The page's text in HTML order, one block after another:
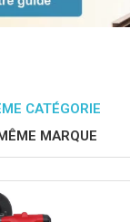
CATÉGORIE
MARQUE